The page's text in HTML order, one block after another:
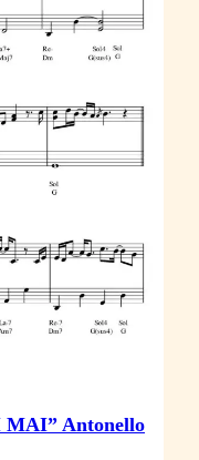
MAI” Antonello